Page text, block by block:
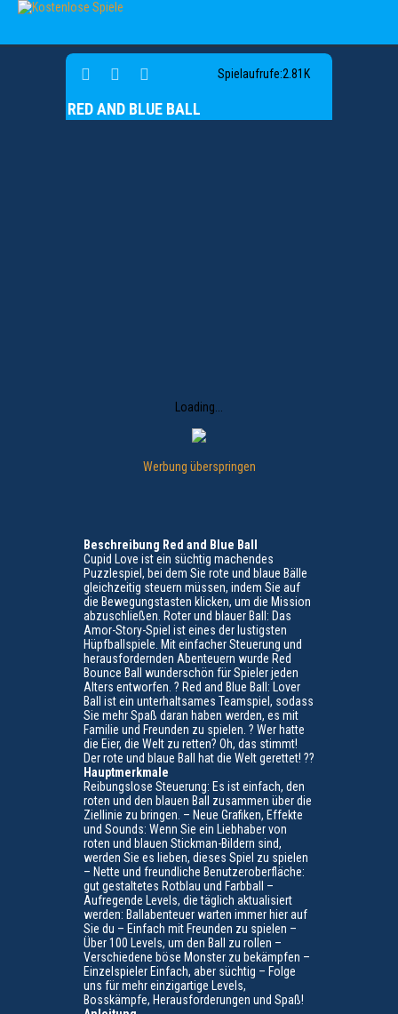
Spielaufrufe:2.81K
RED AND BLUE BALL
Loading...
Werbung überspringen
Beschreibung Red and Blue Ball
Cupid Love ist ein süchtig machendes
Puzzlespiel, bei dem Sie rote und blaue Bälle
gleichzeitig steuern müssen, indem Sie auf
die Bewegungstasten klicken, um die Mission
abzuschließen. Roter und blauer Ball: Das
Amor-Story-Spiel ist eines der lustigsten
Hüpfballspiele. Mit einfacher Steuerung und
herausfordernden Abenteuern wurde Red
Bounce Ball wunderschön für Spieler jeden
Alters entworfen. ? Red and Blue Ball: Lover
Ball ist ein unterhaltsames Teamspiel, sodass
Sie mehr Spaß daran haben werden, es mit
Familie und Freunden zu spielen. ? Wer hatte
die Eier, die Welt zu retten? Oh, das stimmt!
Der rote und blaue Ball hat die Welt gerettet! ??
Hauptmerkmale
Reibungslose Steuerung: Es ist einfach, den
roten und den blauen Ball zusammen über die
Ziellinie zu bringen. – Neue Grafiken, Effekte
und Sounds: Wenn Sie ein Liebhaber von
roten und blauen Stickman-Bildern sind,
werden Sie es lieben, dieses Spiel zu spielen
– Nette und freundliche Benutzeroberfläche:
gut gestaltetes Rotblau und Farbball –
Aufregende Levels, die täglich aktualisiert
werden: Ballabenteuer warten immer hier auf
Sie du – Einfach mit Freunden zu spielen –
Über 100 Levels, um den Ball zu rollen –
Verschiedene böse Monster zu bekämpfen –
Einzelspieler Einfach, aber süchtig – Folge
uns für mehr einzigartige Levels,
Bosskämpfe, Herausforderungen und Spaß!